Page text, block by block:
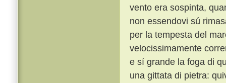
vento era sospinta,
non essendovi sú
per la tempesta del
velocissimamente
e sí grande la foga di
una gittata di pietra: